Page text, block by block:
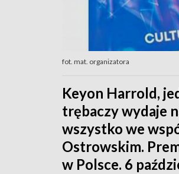
fot. mat. organizatora
Keyon Harrold,
trębaczy wydaje
wszystko we
Ostrowskim.
w Polsce. 6